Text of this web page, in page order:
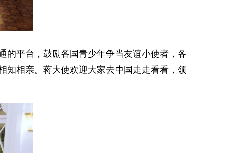
的平台，鼓励各国青少年争当友谊小使者，各
知相亲。蒋大使欢迎大家去中国走走看看，领